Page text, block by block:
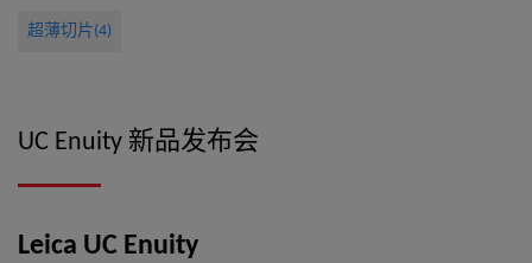
超薄切片(4)
UC Enuity 新品发布会
Leica UC Enuity